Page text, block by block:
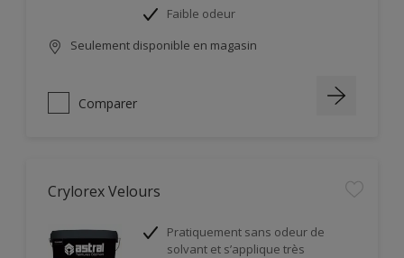
Faible odeur
Seulement disponible en magasin
Comparer
Crylorex Velours
Pratiquement sans odeur de
solvant et s’applique très